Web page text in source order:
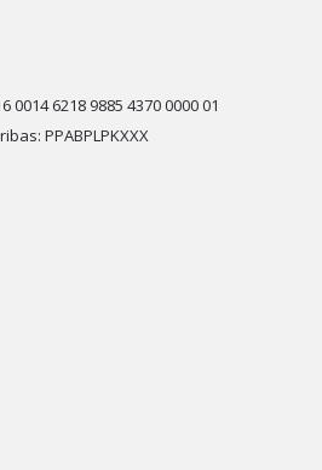
6218 9885 4370 0000 01
PPABPLPKXXX